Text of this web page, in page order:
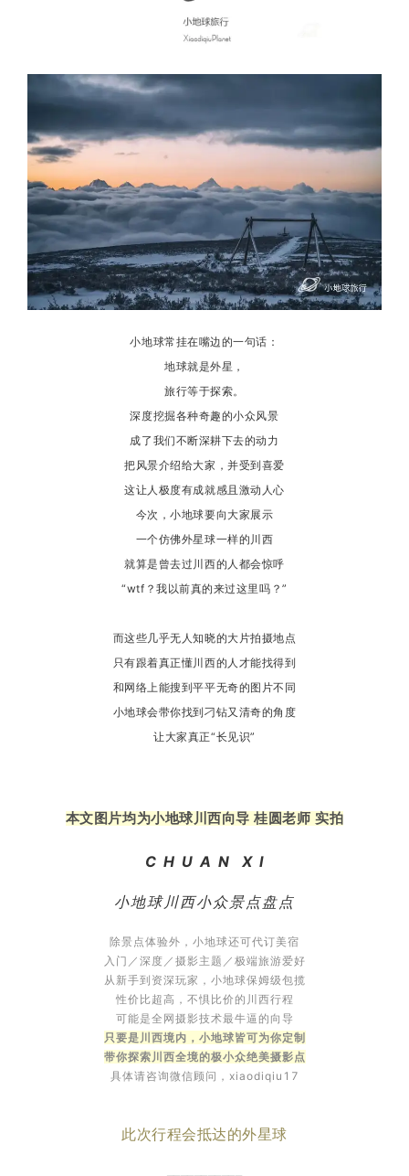
小地球常挂在嘴边的一句话：
地球就是外星，
旅行等于探索。
深度挖掘各种奇趣的小众风景
成了我们不断深耕下去的动力
把风景介绍给大家，并受到喜爱
这让人极度有成就感且激动人心
今次，小地球要向大家展示
一个仿佛外星球一样的川西
就算是曾去过川西的人都会惊呼
“wtf？我以前真的来过这里吗？”
而这些几乎无人知晓的大片拍摄地点
只有跟着真正懂川西的人才能找得到
和网络上能搜到平平无奇的图片不同
小地球会带你找到刁钻又清奇的角度
让大家真正“长见识”
本文图片均为小地球川西向导 桂圆老师 实拍
C H U A N X I
小地球川西小众景点盘点
除景点体验外，小地球还可代订美宿
入门／深度／摄影主题／极端旅游爱好
从新手到资深玩家，小地球保姆级包揽
性价比超高，不惧比价的川西行程
可能是全网摄影技术最牛逼的向导
只要是川西境内，小地球皆可为你定制
带你探索川西全境的极小众绝美摄影点
具体请咨询微信顾问，xiaodiqiu17
此次行程会抵达的外星球